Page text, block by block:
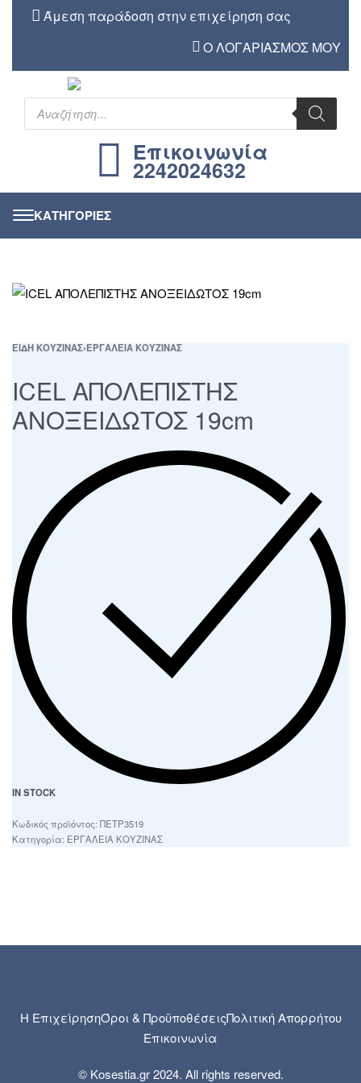
Άμεση παράδοση στην επιχείρηση σας
Ο ΛΟΓΑΡΙΑΣΜΟΣ ΜΟΥ
Επικοινωνία
2242024632
ΕΙΔΗ ΚΟΥΖΙΝΑΣ›ΕΡΓΑΛΕΙΑ ΚΟΥΖΙΝΑΣ
ICEL ΑΠΟΛΕΠΙΣΤΗΣ
ΑΝΟΞΕΙΔΩΤΟΣ 19cm
IN STOCK
ΠΕΤΡ3519
Κατηγορία: ΕΡΓΑΛΕΙΑ ΚΟΥΖΙΝΑΣ
Η ΕπιχείρησηΌροι & ΠροϋποθέσειςΠολιτική Απορρήτου
Επικοινωνία
© Kosestia.gr 2024. All rights reserved.